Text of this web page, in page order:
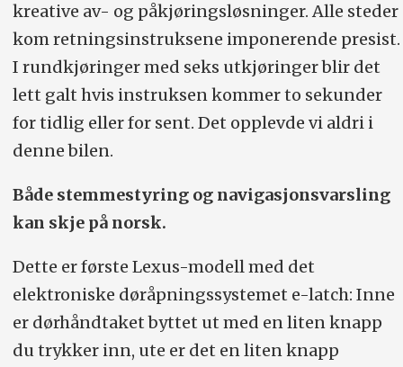
kreative av- og påkjøringsløsninger. Alle steder
kom retningsinstruksene imponerende presist.
I rundkjøringer med seks utkjøringer blir det
lett galt hvis instruksen kommer to sekunder
for tidlig eller for sent. Det opplevde vi aldri i
denne bilen.
Både stemmestyring og navigasjonsvarsling
kan skje på norsk.
Dette er første Lexus-modell med det
elektroniske døråpningssystemet e-latch: Inne
er dørhåndtaket byttet ut med en liten knapp
du trykker inn, ute er det en liten knapp